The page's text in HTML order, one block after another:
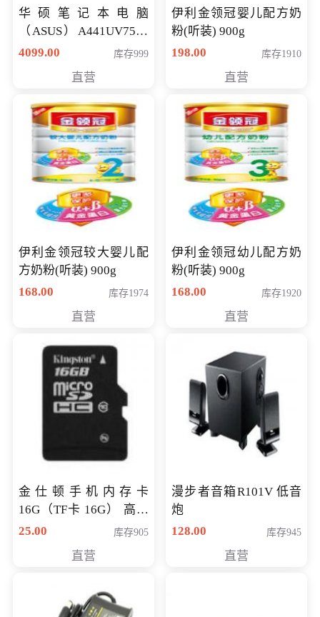
华硕笔记本电脑
（ASUS）A441UV7500
顽石（7代i7-7500U 4G
4099.00 库存999
直营
伊利金领冠婴儿配方奶
粉(听装) 900g
198.00
库存1910
直营
伊利金领冠较大婴儿配
方奶粉(听装) 900g
168.00
库存1974
直营
伊利金领冠幼儿配方奶
粉(听装) 900g
168.00
库存1920
直营
金仕顿手机内存卡
16G（TF卡 16G） 高速
卡 CLASS 10
25.00 库存905
直营
漫步者音箱R101V 低音
炮
128.00
库存945
直营